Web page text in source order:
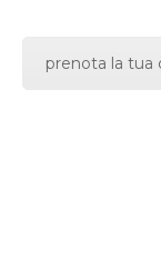
prenota la tua